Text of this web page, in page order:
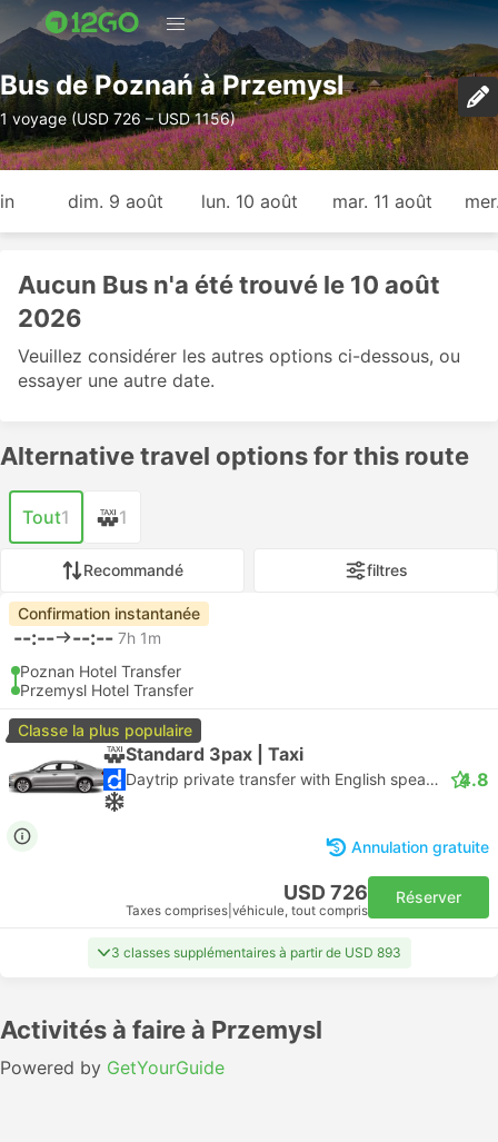
Bus de Poznań à Przemysl
1 voyage (USD 726 – USD 1156)
dim. 9 août lun. 10 août mar. 11 août
Aucun Bus n'a été trouvé le 10 août
2026
Veuillez considérer les autres options ci-dessous, ou
essayer une autre date.
Alternative travel options for this route
Tout1 1
Recommandé filtres
Confirmation instantanée
--:-- --:-- 7h 1m
Poznan Hotel Transfer
Przemysl Hotel Transfer
Classe la plus populaire
Standard 3pax | Taxi
Daytrip private transfer with English speaking driver 4.8
Annulation gratuite
USD 726
Taxes comprises véhicule, tout compris
Réserver
3 classes supplémentaires à partir de USD 893
Activités à faire à Przemysl
Powered by GetYourGuide